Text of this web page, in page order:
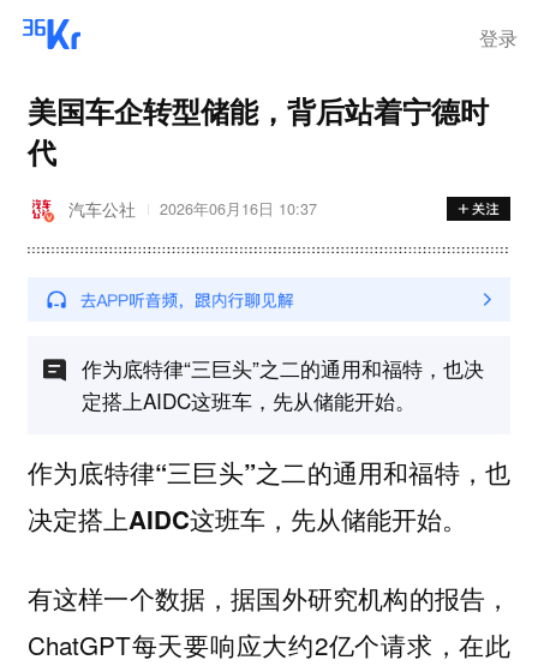
登录
美国车企转型储能，背后站着宁德时
代
汽车公社 2026年06月16日 10:37
作为底特律“三巨头”之二的通用和福特，也决
定搭上AIDC这班车，先从储能开始。
作为底特律“三巨头”之二的通用和福特，也
决定搭上AIDC这班车，先从储能开始。
有这样一个数据，据国外研究机构的报告，
ChatGPT每天要响应大约2亿个请求，在此